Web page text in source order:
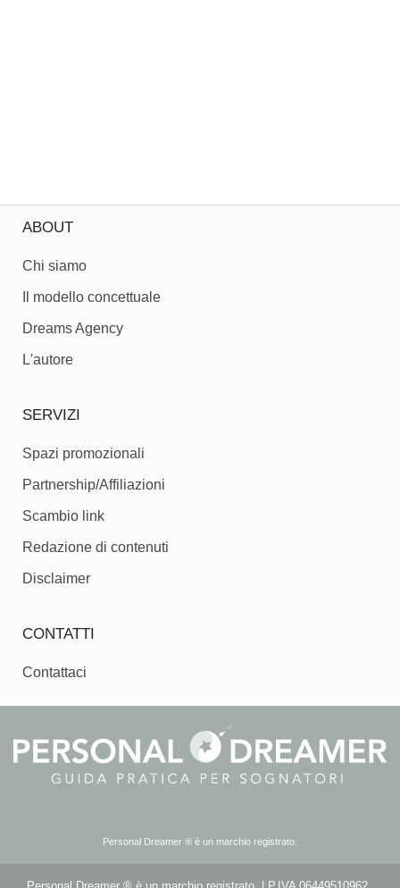
ABOUT
Chi siamo
Il modello concettuale
Dreams Agency
L'autore
SERVIZI
Spazi promozionali
Partnership/Affiliazioni
Scambio link
Redazione di contenuti
Disclaimer
CONTATTI
Contattaci
Personal Dreamer ® è un marchio registrato.